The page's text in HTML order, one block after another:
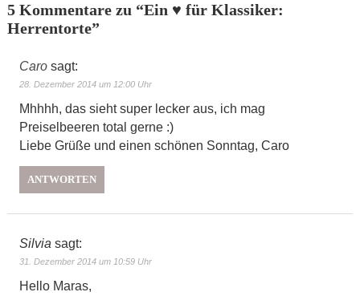
5 Kommentare zu “Ein ♥ für Klassiker:
Herrentorte”
Caro sagt:
28. Dezember 2014 um 12:00 Uhr
Mhhhh, das sieht super lecker aus, ich mag
Preiselbeeren total gerne :)
Liebe Grüße und einen schönen Sonntag, Caro
ANTWORTEN
Silvia sagt:
31. Dezember 2014 um 10:59 Uhr
Hello Maras,